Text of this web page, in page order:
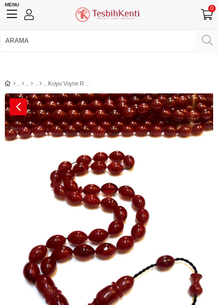
MENU
0
Koyu Vişne Rengi Sıkma Kehribar